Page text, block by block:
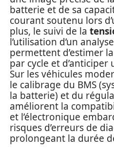
batterie et de sa
courant soutenu lors
plus, le suivi de la
l’utilisation d’un
permettent d’estimer
par cycle et
Sur les véhicules
le calibrage du BMS
la batterie) et du
améliorent la
et l’électronique
risques d’erreurs de
prolongeant la durée